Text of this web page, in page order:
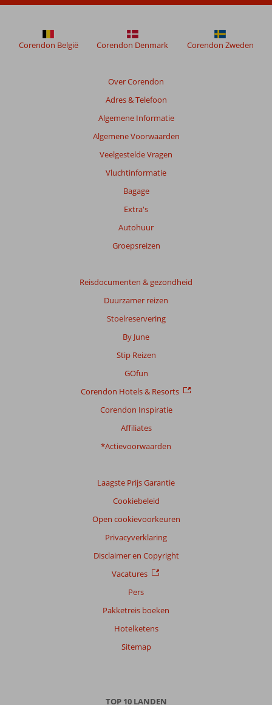
Over Corendon
Adres & Telefoon
Algemene Informatie
Algemene Voorwaarden
Veelgestelde Vragen
Vluchtinformatie
Bagage
Extra's
Autohuur
Groepsreizen
Reisdocumenten & gezondheid
Duurzamer reizen
Stoelreservering
By June
Stip Reizen
GOfun
Corendon Hotels & Resorts
Corendon Inspiratie
Affiliates
*Actievoorwaarden
Laagste Prijs Garantie
Cookiebeleid
Open cookievoorkeuren
Privacyverklaring
Disclaimer en Copyright
Vacatures
Pers
Pakketreis boeken
Hotelketens
Sitemap
Corendon België Corendon Denmark Corendon Zweden
TOP 10 LANDEN